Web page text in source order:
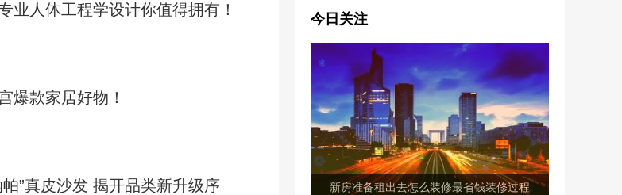
业人体工程学设计你值得拥有！
爆款家居好物！
”真皮沙发 揭开品类新升级序
今日关注
新房准备租出去怎么装修最省钱装修过程